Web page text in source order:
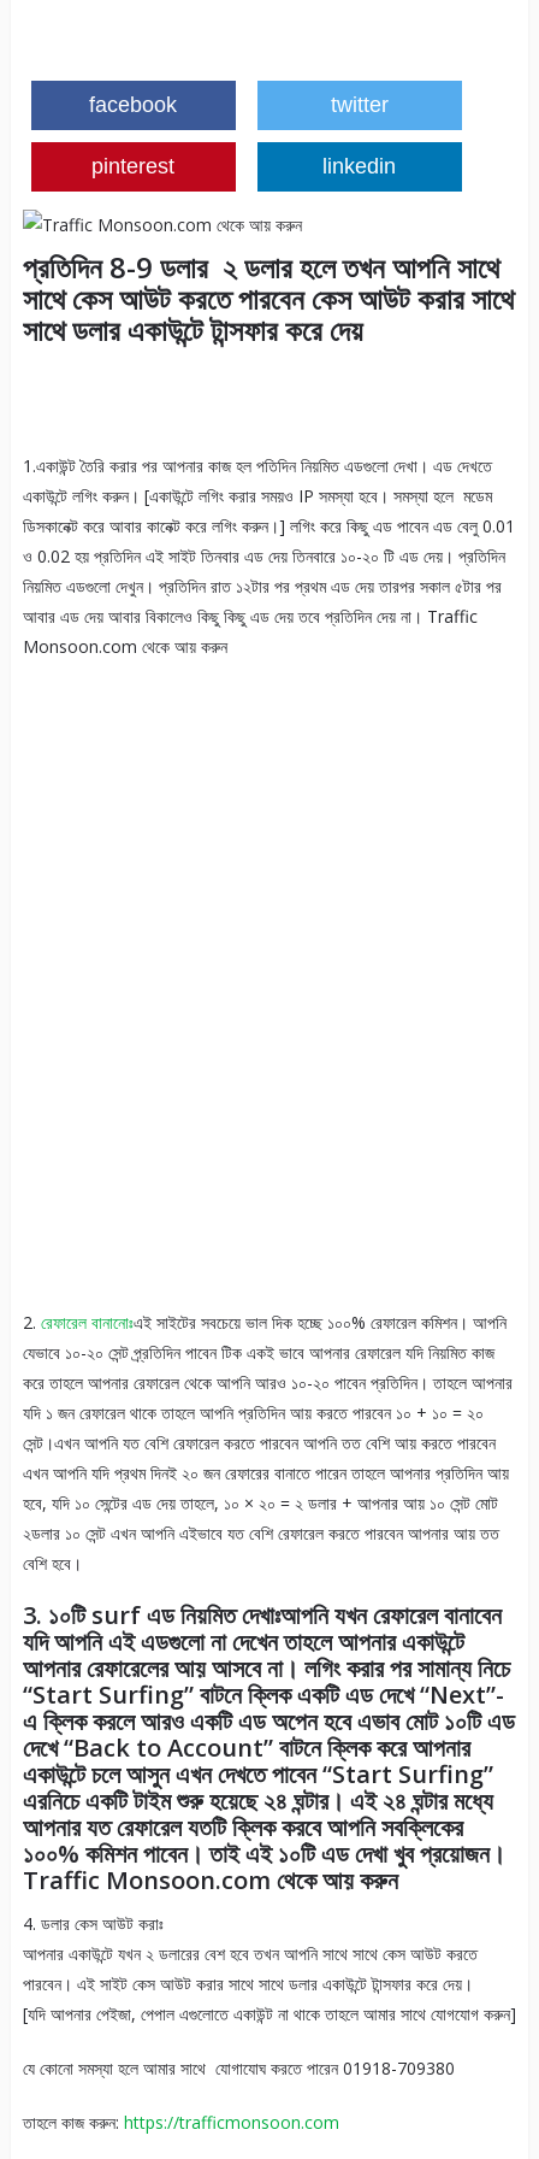
facebook twitter
pinterest linkedin
প্রতিদিন 8-9 ডলার ২ ডলার হলে তখন আপনি সাথে
সাথে কেস আউট করতে পারবেন কেস আউট করার সাথে
সাথে ডলার একাউন্টে টান্সফার করে দেয়
1.একাউন্ট তৈরি করার পর আপনার কাজ হল পতিদিন নিয়মিত এডগুলো দেখা। এড দেখতে
একাউন্টে লগিং করুন। [একাউন্টে লগিং করার সময়ও IP সমস্যা হবে। সমস্যা হলে মডেম
ডিসকানেক্ট করে আবার কানেক্ট করে লগিং করুন।] লগিং করে কিছু এড পাবেন এড বেলু 0.01
ও 0.02 হয় প্রতিদিন এই সাইট তিনবার এড দেয় তিনবারে ১০-২০ টি এড দেয়। প্রতিদিন
নিয়মিত এডগুলো দেখুন। প্রতিদিন রাত ১২টার পর প্রথম এড দেয় তারপর সকাল ৫টার পর
আবার এড দেয় আবার বিকালেও কিছু কিছু এড দেয় তবে প্রতিদিন দেয় না। Traffic
Monsoon.com থেকে আয় করুন
2. রেফারেল বানানোঃএই সাইটের সবচেয়ে ভাল দিক হচ্ছে ১০০% রেফারেল কমিশন। আপনি
যেভাবে ১০-২০ সেন্ট প্র্রতিদিন পাবেন টিক একই ভাবে আপনার রেফারেল যদি নিয়মিত কাজ
করে তাহলে আপনার রেফারেল থেকে আপনি আরও ১০-২০ পাবেন প্রতিদিন। তাহলে আপনার
যদি ১ জন রেফারেল থাকে তাহলে আপনি প্রতিদিন আয় করতে পারবেন ১০ + ১০ = ২০
সেন্ট।এখন আপনি যত বেশি রেফারেল করতে পারবেন আপনি তত বেশি আয় করতে পারবেন
এখন আপনি যদি প্রথম দিনই ২০ জন রেফারের বানাতে পারেন তাহলে আপনার প্রতিদিন আয়
হবে, যদি ১০ সেন্টের এড দেয় তাহলে, ১০ × ২০ = ২ ডলার + আপনার আয় ১০ সেন্ট মোট
২ডলার ১০ সেন্ট এখন আপনি এইভাবে যত বেশি রেফারেল করতে পারবেন আপনার আয় তত
বেশি হবে।
3. ১০টি surf এড নিয়মিত দেখাঃআপনি যখন রেফারেল বানাবেন
যদি আপনি এই এডগুলো না দেখেন তাহলে আপনার একাউন্টে
আপনার রেফারেলের আয় আসবে না। লগিং করার পর সামান্য নিচে
“Start Surfing” বাটনে ক্লিক একটি এড দেখে “Next”-
এ ক্লিক করলে আরও একটি এড অপেন হবে এভাব মোট ১০টি এড
দেখে “Back to Account” বাটনে ক্লিক করে আপনার
একাউন্টে চলে আসুন এখন দেখতে পাবেন “Start Surfing”
এরনিচে একটি টাইম শুরু হয়েছে ২৪ ঘন্টার। এই ২৪ ঘন্টার মধ্যে
আপনার যত রেফারেল যতটি ক্লিক করবে আপনি সবক্লিকের
১০০% কমিশন পাবেন। তাই এই ১০টি এড দেখা খুব প্রয়োজন।
Traffic Monsoon.com থেকে আয় করুন
4. ডলার কেস আউট করাঃ
আপনার একাউন্টে যখন ২ ডলারের বেশ হবে তখন আপনি সাথে সাথে কেস আউট করতে
পারবেন। এই সাইট কেস আউট করার সাথে সাথে ডলার একাউন্টে টান্সফার করে দেয়।
[যদি আপনার পেইজা, পেপাল এগুলোতে একাউন্ট না থাকে তাহলে আমার সাথে যোগযোগ করুন]
যে কোনো সমস্যা হলে আমার সাথে যোগাযোঘ করতে পারেন 01918-709380
তাহলে কাজ করুন: https://trafficmonsoon.com